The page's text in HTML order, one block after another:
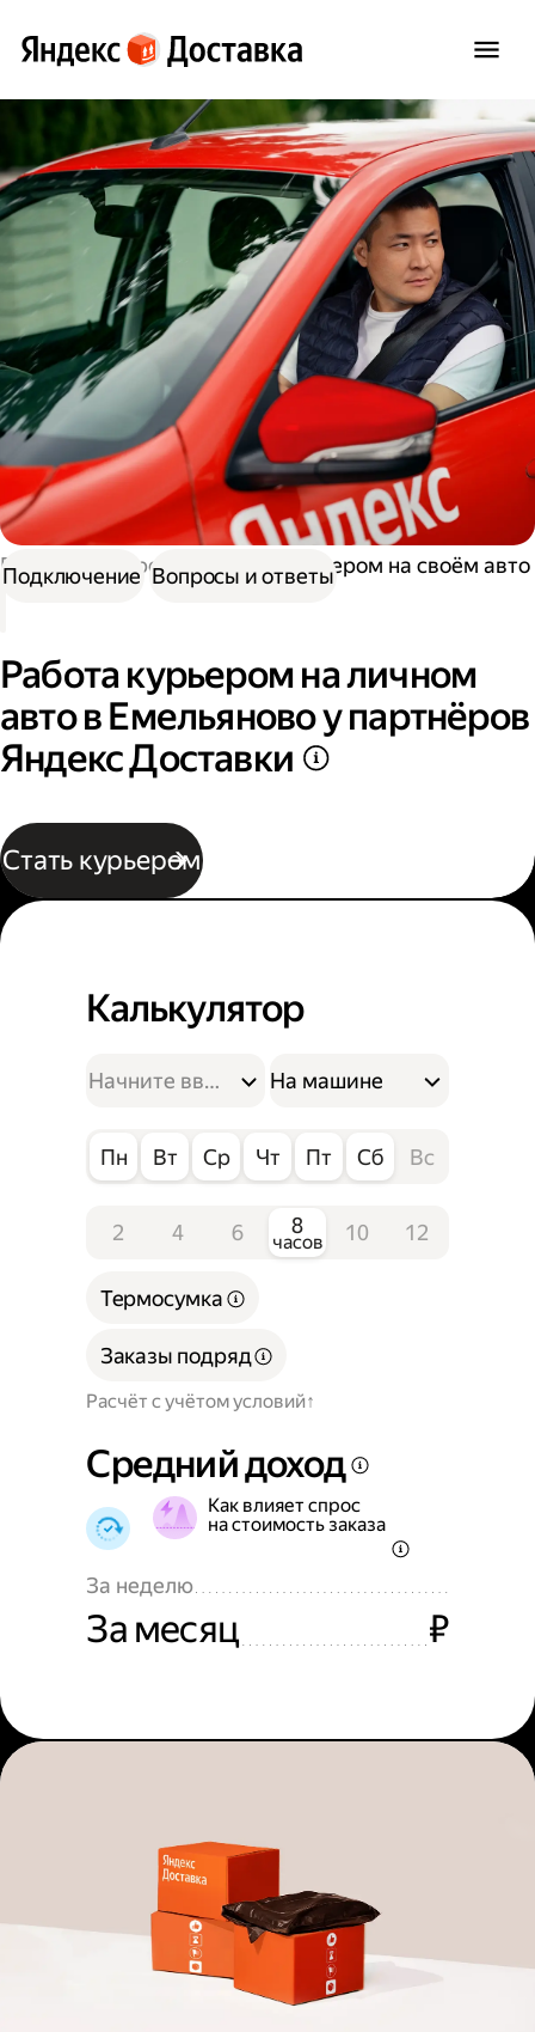
Работа курьером Работа курьером на своём авто
Работа курьером на личном
авто в Емельяново у партнёров
Яндекс Доставки
Стать курьером
Подключение Вопросы и ответы
Калькулятор
На машине
Пн Вт Ср Чт Пт Сб Вс
2 4 6 8
часов 10 12
Расчёт с учётом условий
Термосумка
Заказы подряд
Средний доход
Как влияет спрос
на стоимость заказа
За неделю
За месяц ₽